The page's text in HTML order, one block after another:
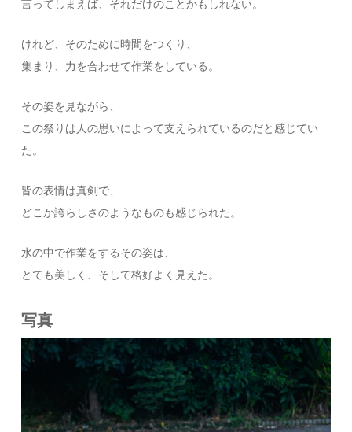
言ってしまえば、それだけのことかもしれない。
けれど、そのために時間をつくり、
集まり、力を合わせて作業をしている。
その姿を見ながら、
この祭りは人の思いによって支えられているのだと感じてい
た。
皆の表情は真剣で、
どこか誇らしさのようなものも感じられた。
水の中で作業をするその姿は、
とても美しく、そして格好よく見えた。
写真